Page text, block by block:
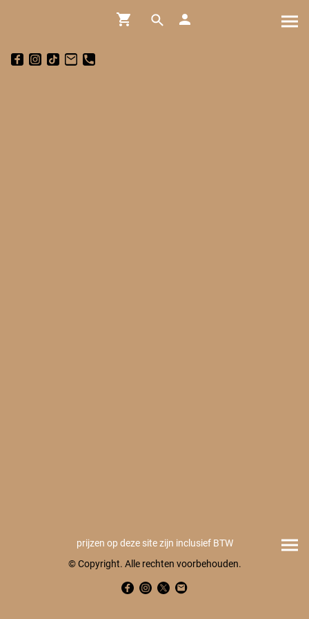
prijzen op deze site zijn inclusief BTW
© Copyright. Alle rechten voorbehouden.